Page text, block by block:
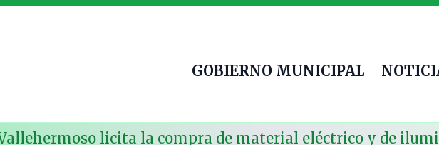
GOBIERNO MUNICIPAL
licita la compra de material eléctrico y de